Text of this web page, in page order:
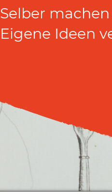
Selber
Eigene Ideen